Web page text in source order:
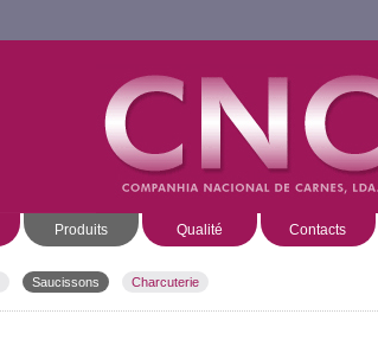
Produits Qualité Contacts
Saucissons Charcuterie